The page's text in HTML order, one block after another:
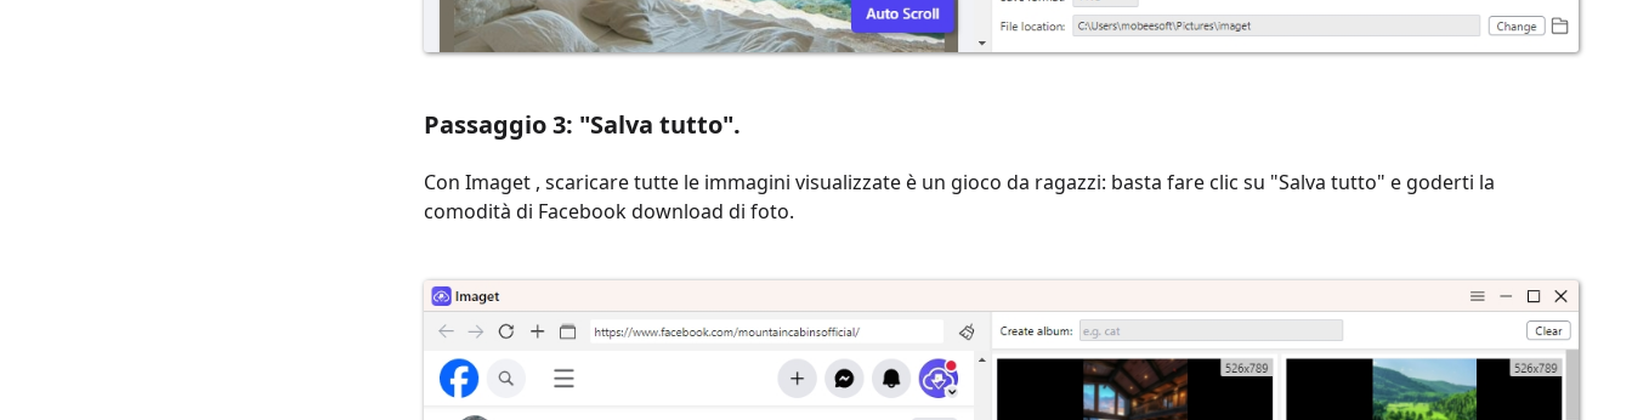
Passaggio 3: "Salva tutto".
Con Imaget , scaricare tutte le immagini visualizzate è un gioco da ragazzi: basta fare clic su "Salva tutto" e goderti la
comodità di Facebook download di foto.